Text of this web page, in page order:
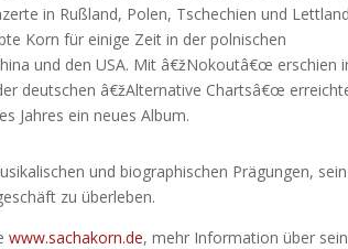
in Rußland, Polen, Tschechien und Lettland
Korn für einige Zeit in der polnischen
und den USA. Mit â€žNokoutâ€œ erschien
deutschen â€žAlternative Chartsâ€œ
Jahres ein neues Album.
und biographischen Prägungen, sein
zu überleben.
www.sachakorn.de, mehr Information über sein